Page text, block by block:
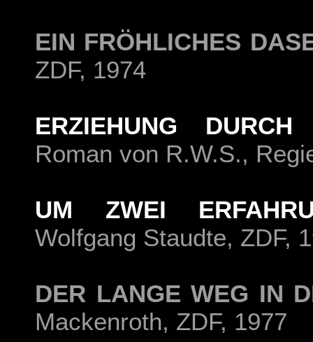
EIN FRÖHLICHES
ZDF, 1974
ERZIEHUNG DURCH
Roman von R.W.S.,
UM ZWEI
Wolfgang Staudte, ZDF,
DER LANGE WEG IN
Mackenroth, ZDF, 1977